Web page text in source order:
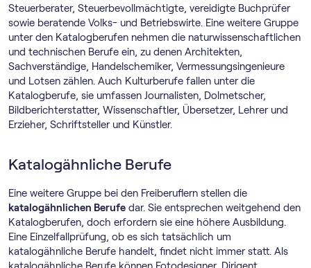
Steuerberater, Steuerbevollmächtigte, vereidigte Buchprüfer
sowie beratende Volks- und Betriebswirte. Eine weitere Gruppe
unter den Katalogberufen nehmen die naturwissenschaftlichen
und technischen Berufe ein, zu denen Architekten,
Sachverständige, Handelschemiker, Vermessungsingenieure
und Lotsen zählen. Auch Kulturberufe fallen unter die
Katalogberufe, sie umfassen Journalisten, Dolmetscher,
Bildberichterstatter, Wissenschaftler, Übersetzer, Lehrer und
Erzieher, Schriftsteller und Künstler.
Katalogähnliche Berufe
Eine weitere Gruppe bei den Freiberuflern stellen die
katalogähnlichen Berufe dar. Sie entsprechen weitgehend den
Katalogberufen, doch erfordern sie eine höhere Ausbildung.
Eine Einzelfallprüfung, ob es sich tatsächlich um
katalogähnliche Berufe handelt, findet nicht immer statt. Als